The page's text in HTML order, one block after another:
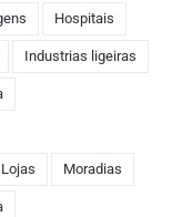
Hospitais
Industrias ligeiras
Lojas Moradias